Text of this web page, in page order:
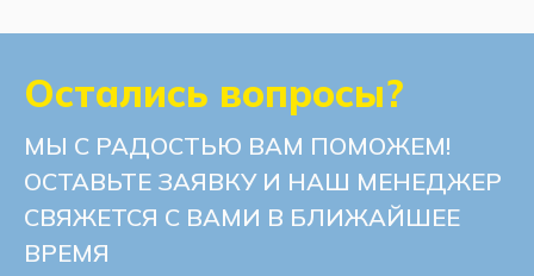
Угловые диваны с нишей для белья
Остались вопросы?
МЫ С РАДОСТЬЮ ВАМ ПОМОЖЕМ!
ОСТАВЬТЕ ЗАЯВКУ И НАШ МЕНЕДЖЕР
СВЯЖЕТСЯ С ВАМИ В БЛИЖАЙШЕЕ
ВРЕМЯ